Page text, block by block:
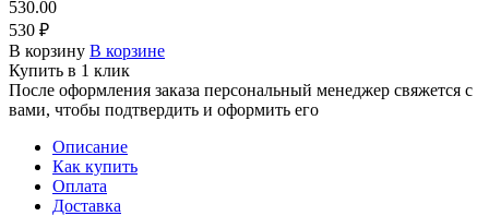
530.00
530 ₽
В корзину В корзине
Купить в 1 клик
После оформления заказа персональный менеджер свяжется с
вами, чтобы подтвердить и оформить его
Описание
Как купить
Оплата
Доставка